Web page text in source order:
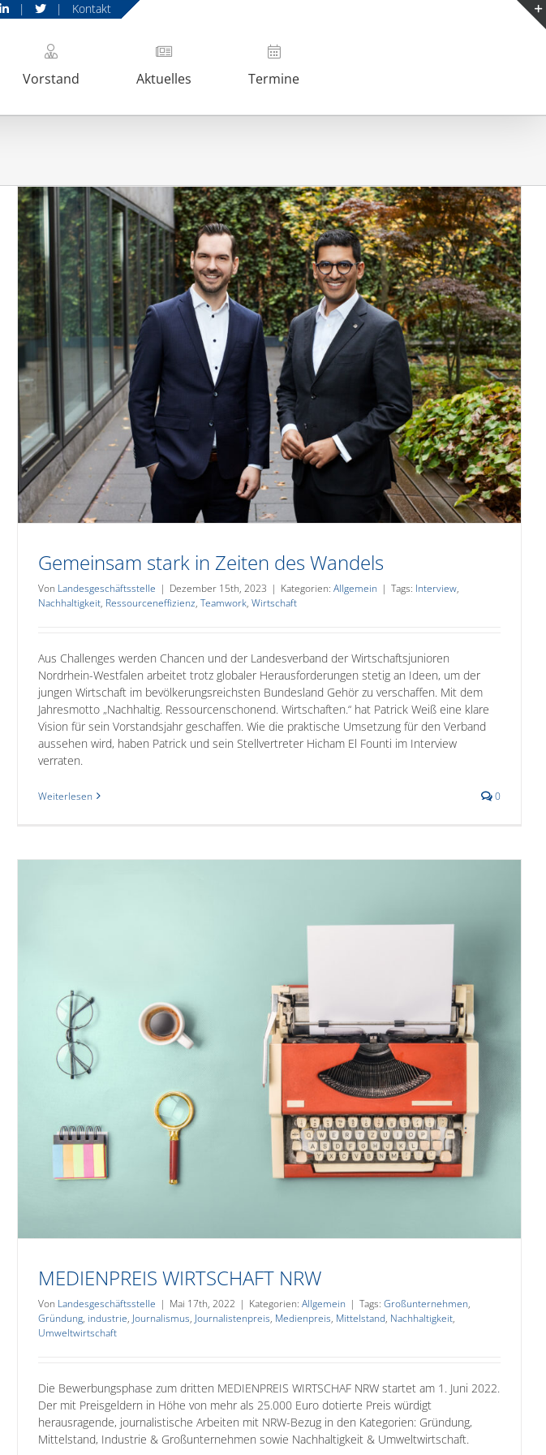
Vorstand Aktuelles Termine
| | Kontakt
Gemeinsam stark in Zeiten des Wandels
Von Landesgeschäftsstelle | Dezember 15th, 2023 | Kategorien: Allgemein | Tags: Interview,
Nachhaltigkeit, Ressourceneffizienz, Teamwork, Wirtschaft
Aus Challenges werden Chancen und der Landesverband der Wirtschaftsjunioren
Nordrhein-Westfalen arbeitet trotz globaler Herausforderungen stetig an Ideen, um der
jungen Wirtschaft im bevölkerungsreichsten Bundesland Gehör zu verschaffen. Mit dem
Jahresmotto „Nachhaltig. Ressourcenschonend. Wirtschaften.“ hat Patrick Weiß eine klare
Vision für sein Vorstandsjahr geschaffen. Wie die praktische Umsetzung für den Verband
aussehen wird, haben Patrick und sein Stellvertreter Hicham El Founti im Interview
verraten.
Weiterlesen 0
MEDIENPREIS WIRTSCHAFT NRW
Von Landesgeschäftsstelle | Mai 17th, 2022 | Kategorien: Allgemein | Tags: Großunternehmen,
Gründung, industrie, Journalismus, Journalistenpreis, Medienpreis, Mittelstand, Nachhaltigkeit,
Umweltwirtschaft
Die Bewerbungsphase zum dritten MEDIENPREIS WIRTSCHAF NRW startet am 1. Juni 2022.
Der mit Preisgeldern in Höhe von mehr als 25.000 Euro dotierte Preis würdigt
herausragende, journalistische Arbeiten mit NRW-Bezug in den Kategorien: Gründung,
Mittelstand, Industrie & Großunternehmen sowie Nachhaltigkeit & Umweltwirtschaft.